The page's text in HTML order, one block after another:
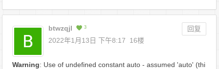
btwzqjl 3
回复
2022年1月13日 下午8:17
16楼
Warning: Use of undefined constant auto - assumed 'auto' (thi